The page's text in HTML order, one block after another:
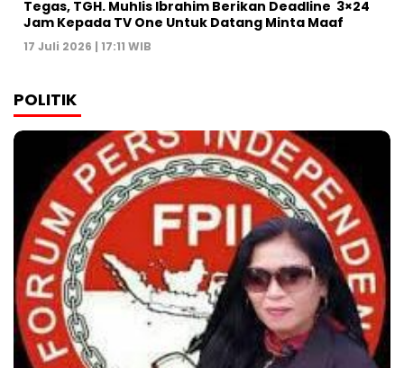
Tegas, TGH. Muhlis Ibrahim Berikan Deadline 3×24
Jam Kepada TV One Untuk Datang Minta Maaf
17 Juli 2026 | 17:11 WIB
POLITIK